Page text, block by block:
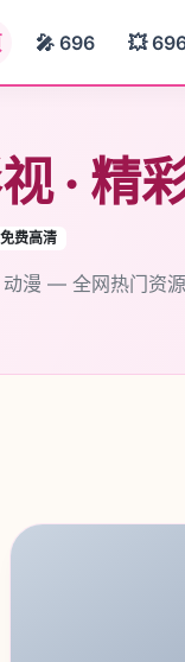
🎤 696 💥
· 精
费高清
漫 — 全网热门资